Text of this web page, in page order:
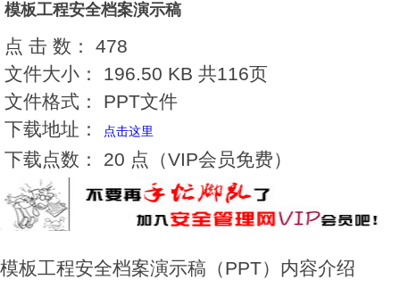
模板工程安全档案演示稿
点 击 数： 478
文件大小： 196.50 KB 共116页
文件格式：
PPT文件
下载地址：
点击这里
下载点数： 20 点（VIP会员免费）
模板工程安全档案演示稿（PPT）内容介绍